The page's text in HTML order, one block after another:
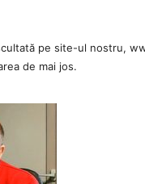
pe site-ul nostru,
de mai jos.